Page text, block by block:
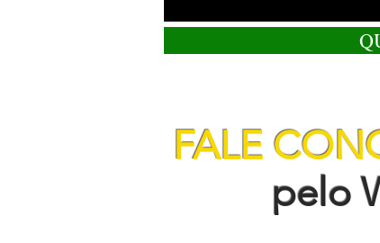
FALE
pelo